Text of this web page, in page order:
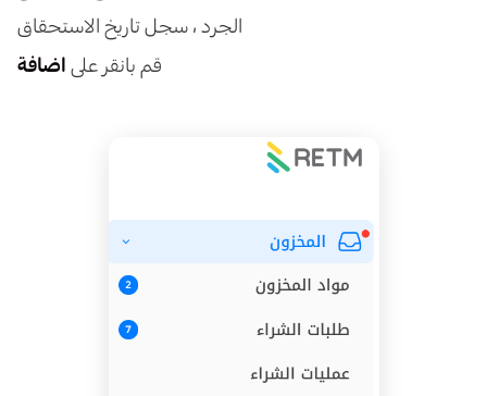
الجرد ، سجل تاريخ الاستحقاق
قم بانقر على اضافة